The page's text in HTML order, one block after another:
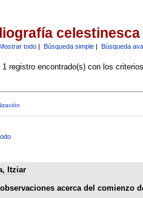
celestinesca
todo| Búsqueda simple| Búsqueda
1 registro encontrado(s) con los
Itziar
acerca del comienzo